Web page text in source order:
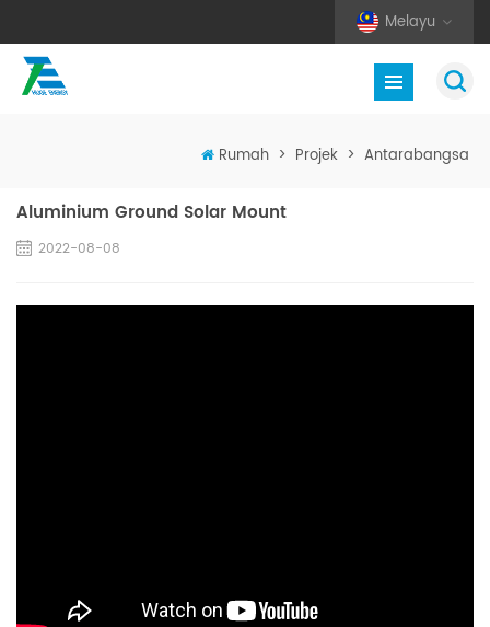
Melayu
Rumah > Projek > Antarabangsa
Aluminium Ground Solar Mount
2022-08-08